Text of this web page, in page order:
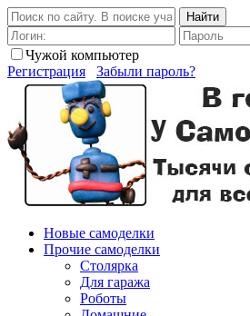
Найти
Чужой компьютер
Регистрация
Забыли пароль?
Новые самоделки
Прочие самоделки
Столярка
Для гаража
Роботы